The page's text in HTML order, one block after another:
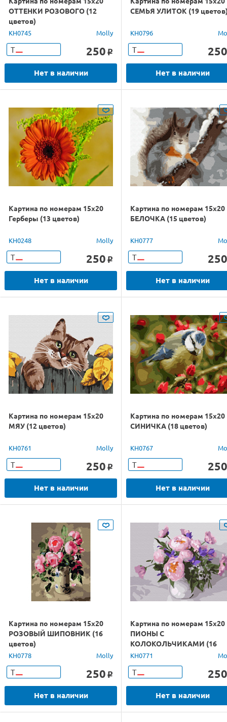
ОТТЕНКИ РОЗОВОГО (12
цветов)
KH0745 Molly
Т 250 o
Нет в наличии
СЕМЬЯ УЛИТОК (19
KH0796
Т 250
Нет в наличии
Картина по номерам 15х20
Герберы (13 цветов)
KH0248 Molly
Т 250 o
Нет в наличии
Картина по номерам 15х20
БЕЛОЧКА (15 цветов)
KH0777
Т 250
Нет в наличии
Картина по номерам 15х20
МЯУ (12 цветов)
KH0761 Molly
Т 250 o
Нет в наличии
Картина по номерам 15х20
СИНИЧКА (18 цветов)
KH0767
Т 250
Нет в наличии
Картина по номерам 15х20
РОЗОВЫЙ ШИПОВНИК (16
цветов)
KH0778 Molly
Т 250 o
Нет в наличии
Картина по номерам 15х20
ПИОНЫ С
КОЛОКОЛЬЧИКАМИ (16
цветов)
KH0771
Т 250
Нет в наличии